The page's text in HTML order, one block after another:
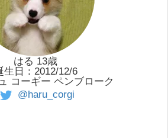
はる 13歳
生日：2012/12/6
コーギー ペンブローク
@haru_corgi